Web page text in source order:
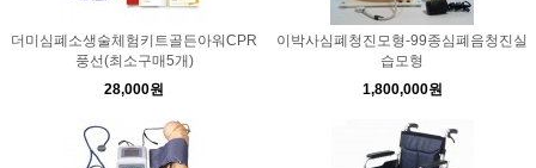
더미심폐소생술체험키트골든아워CPR
풍선(최소구매5개)
28,000원
이박사심폐청진모형-99종심폐음청진실
습모형
1,800,000원